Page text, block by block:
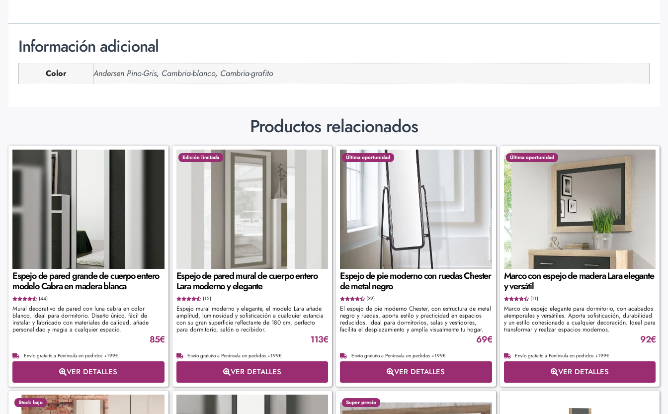
Información adicional
Color Andersen Pino-Gris, Cambria-blanco, Cambria-grafito
Productos relacionados
Espejo de pared grande de cuerpo entero
modelo Cabra en madera blanca
(44)
Mural decorativo de pared con luna cabra en color
blanco, ideal para dormitorio. Diseño único, fácil de
instalar y fabricado con materiales de calidad, añade
personalidad y magia a cualquier espacio.
85€
Envío gratuito a Península en pedidos +199€
VER DETALLES
Edición limitada
Espejo de pared mural de cuerpo entero
Lara moderno y elegante
(12)
Espejo mural moderno y elegante, el modelo Lara añade
amplitud, luminosidad y sofisticación a cualquier estancia
con su gran superficie reflectante de 180 cm, perfecto
para dormitorio, salón o recibidor.
113€
Envío gratuito a Península en pedidos +199€
VER DETALLES
Última oportunidad
Espejo de pie moderno con ruedas Chester
de metal negro
(39)
El espejo de pie moderno Chester, con estructura de metal
negro y ruedas, aporta estilo y practicidad en espacios
reducidos. Ideal para dormitorios, salas y vestidores,
facilita el desplazamiento y amplía visualmente tu hogar.
69€
Envío gratuito a Península en pedidos +199€
VER DETALLES
Última oportunidad
Marco con espejo de madera Lara elegante
y versátil
(11)
Marco de espejo elegante para dormitorio, con acabados
atemporales y versátiles. Aporta sofisticación, durabilidad
y un estilo cohesionado a cualquier decoración. Ideal para
transformar y realzar espacios modernos.
92€
Envío gratuito a Península en pedidos +199€
VER DETALLES
Stock bajo Super precio